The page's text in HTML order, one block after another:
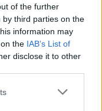
of the further
third parties on the
information may
the IAB’s List of
disclose it to other
or more Google
θα
στην μπάρα
(όχημα, ΜΜΜ
πλέον και